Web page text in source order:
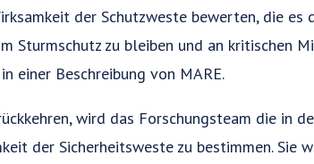
der Schutzweste bewerten, die es
Sturmschutz zu bleiben und an kritischen
einer Beschreibung von MARE.
wird das Forschungsteam die in
der Sicherheitsweste zu bestimmen. Sie